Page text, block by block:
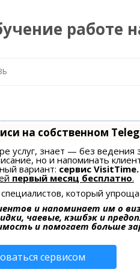
работе
на собственном
услуг, знает — без ведения
но и напоминать
вариант: сервис VisitTime.
первый месяц бесплатно.
который
и напоминает им о
чаевые, кэшбэк и
и помогает больше
сервисом